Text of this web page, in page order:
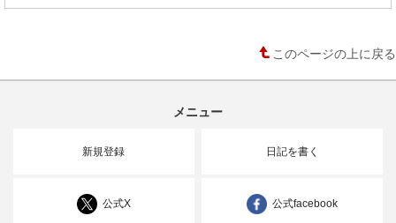
このページの上に戻る
メニュー
新規登録 日記を書く
公式X 公式facebook